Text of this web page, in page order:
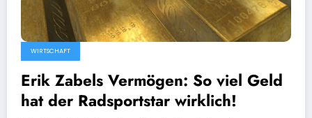
WIRTSCHAFT
Erik Zabels Vermögen: So viel Geld
hat der Radsportstar wirklich!